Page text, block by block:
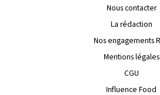
Nous contacter
La rédaction
Nos engagements
Mentions légales
CGU
Influence Food